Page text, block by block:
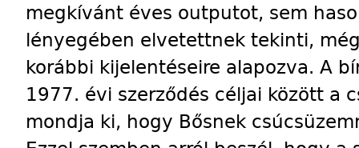
megkívánt éves outputot, sem
lényegében elvetettnek tekinti,
korábbi kijelentéseire alapozva. A
1977. évi szerződés céljai között a
mondja ki, hogy Bősnek